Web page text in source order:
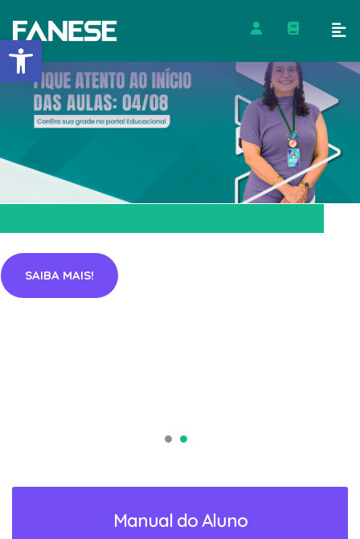
Barra de Ferramentas
SAIBA MAIS!
Manual do Aluno